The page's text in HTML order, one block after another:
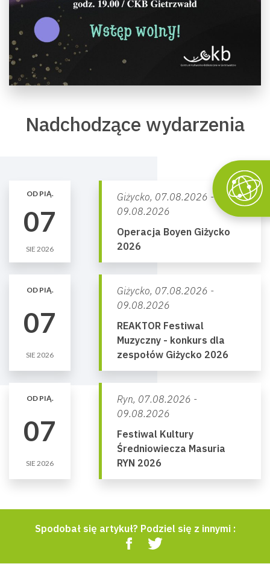
Nadchodzące wydarzenia
OD PIĄ.
07
SIE 2026
Giżycko, 07.08.2026 -
09.08.2026
Operacja Boyen Giżycko
2026
OD PIĄ.
07
SIE 2026
Giżycko, 07.08.2026 -
09.08.2026
REAKTOR Festiwal
Muzyczny - konkurs dla
zespołów Giżycko 2026
OD PIĄ.
07
SIE 2026
Ryn, 07.08.2026 -
09.08.2026
Festiwal Kultury
Średniowiecza Masuria
RYN 2026
Spodobał się artykuł? Podziel się z innymi :